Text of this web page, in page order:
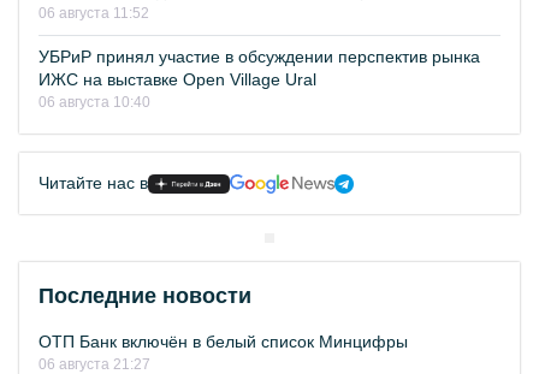
06 августа 11:52
УБРиР принял участие в обсуждении перспектив рынка
ИЖС на выставке Open Village Ural
06 августа 10:40
Читайте нас в
Последние новости
ОТП Банк включён в белый список Минцифры
06 августа 21:27